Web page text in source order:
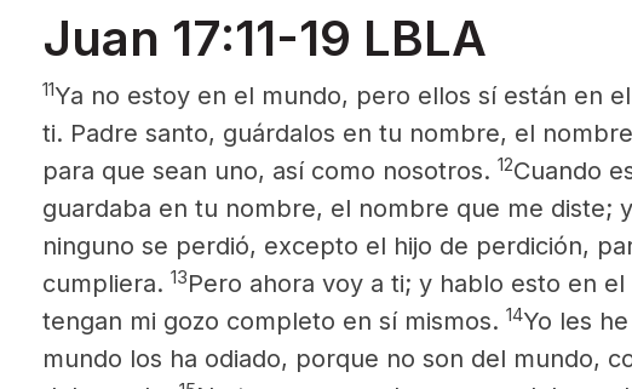
Juan 17:11-19 LBLA
11Ya no estoy en el mundo, pero ellos sí están en
ti. Padre santo, guárdalos en tu nombre, el
para que sean uno, así como nosotros. 12Cuando
guardaba en tu nombre, el nombre que me diste;
ninguno se perdió, excepto el hijo de perdición,
cumpliera. 13Pero ahora voy a ti; y hablo esto en
tengan mi gozo completo en sí mismos. 14Yo les
mundo los ha odiado, porque no son del mundo,